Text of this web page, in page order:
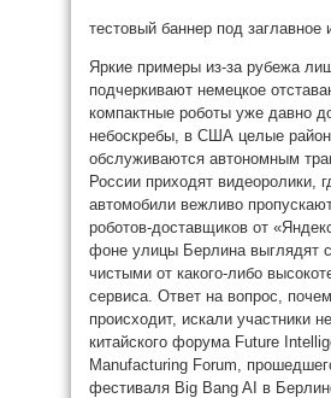
тестовый баннер под заглавное
Яркие примеры из-за рубежа
подчеркивают немецкое
компактные роботы уже давно
небоскребы, в США целые
обслуживаются автономным
России приходят видеоролики,
автомобили вежливо
роботов-доставщиков от
фоне улицы Берлина выглядят
чистыми от какого-либо
сервиса. Ответ на вопрос,
происходит, искали участники
китайского форума Future
Manufacturing Forum,
фестиваля Big Bang AI в